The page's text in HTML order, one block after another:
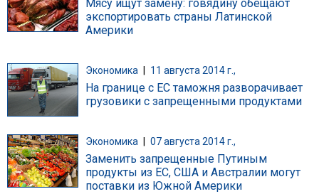
Мясу ищут замену: говядину обещают
экспортировать страны Латинской
Америки
Экономика 11 августа 2014 г.,
На границе с ЕС таможня разворачивает
грузовики с запрещенными продуктами
Экономика 07 августа 2014 г.,
Заменить запрещенные Путиным
продукты из ЕС, США и Австралии могут
поставки из Южной Америки